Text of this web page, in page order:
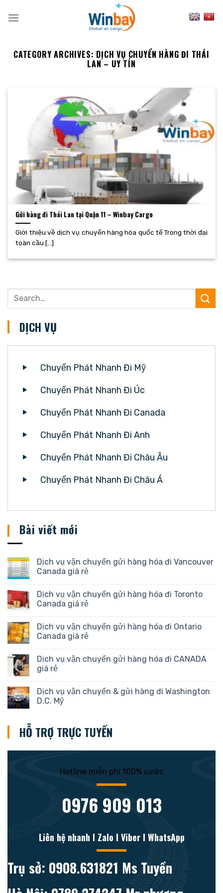
CATEGORY ARCHIVES: DỊCH VỤ CHUYỂN HÀNG ĐI THÁI
LAN – UY TÍN
Gửi hàng đi Thái Lan tại Quận 11 – Winbay Cargo
Giới thiệu về dịch vụ chuyển hàng hóa quốc tế Trong thời đại
toàn cầu [...]
DỊCH VỤ
Chuyển Phát Nhanh Đi Mỹ
Chuyển Phát Nhanh Đi Úc
Chuyển Phát Nhanh Đi Canada
Chuyển Phát Nhanh Đi Anh
Chuyển Phát Nhanh Đi Châu Âu
Chuyển Phát Nhanh Đi Châu Á
Bài viết mới
Dịch vụ vận chuyển gửi hàng hóa đi Vancouver
Canada giá rẻ
Dịch vụ vận chuyển gửi hàng hóa đi Toronto
Canada giá rẻ
Dịch vụ vận chuyển gửi hàng hóa đi Ontario
Canada giá rẻ
Dịch vụ vận chuyển gửi hàng hóa đi CANADA
giá rẻ
Dịch vụ vận chuyển & gửi hàng đi Washington
D.C. Mỹ
HỖ TRỢ TRỰC TUYẾN
Hotline miễn phí 100% cước
0976 909 013
Liên hệ nhanh l Zalo l Viber l WhatsApp
Trụ sở: 0908.631821 Ms Tuyền